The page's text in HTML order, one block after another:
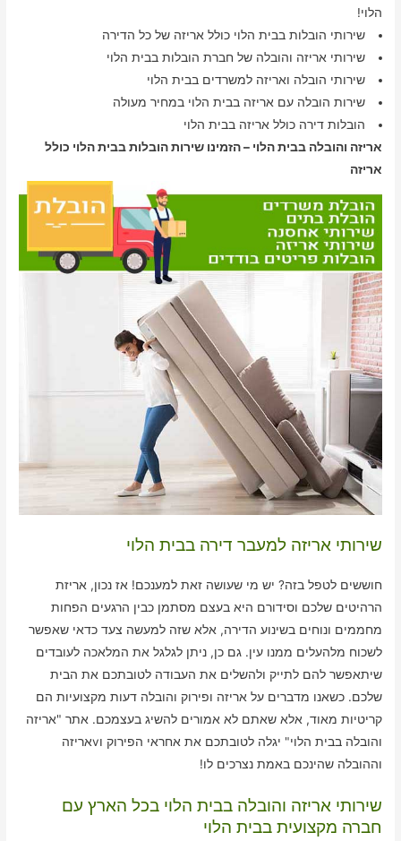
הלוי!
שירותי הובלות בבית הלוי כולל אריזה של כל הדירה
שירותי אריזה והובלה של חברת הובלות בבית הלוי
שירותי הובלה ואריזה למשרדים בבית הלוי
שירות הובלה עם אריזה בבית הלוי במחיר מעולה
הובלות דירה כולל אריזה בבית הלוי
אריזה והובלה בבית הלוי – הזמינו שירות הובלות בבית הלוי כולל
אריזה
שירותי אריזה למעבר דירה בבית הלוי
חוששים לטפל בזה? יש מי שעושה זאת למענכם! אז נכון, אריזת
הרהיטים שלכם וסידורם היא בעצם מסתמן כבין הרגעים הפחות
מחממים ונוחים בשינוע הדירה, אלא שזה למעשה צעד כדאי שאפשר
לשכוח מלהעלים ממנו עין. גם כן, ניתן לגלגל את המלאכה לעובדים
שיתאפשר להם לתייק ולהשלים את העבודה לטובתכם את הבית
שלכם. כשאנו מדברים על אריזה ופירוק והובלה דעות מקצועיות הם
קריטיות מאוד, אלא שאתם לא אמורים להשיג בעצמכם. אתר "אריזה
והובלה בבית הלוי" יגלה לטובתכם את אחראי הפירוק וvאריזה
וההובלה שהינכם באמת נצרכים לו!
שירותי אריזה והובלה בבית הלוי בכל הארץ עם
חברה מקצועית בבית הלוי